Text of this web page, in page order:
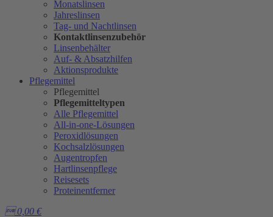
Monatslinsen
Jahreslinsen
Tag- und Nachtlinsen
Kontaktlinsenzubehör
Linsenbehälter
Auf- & Absatzhilfen
Aktionsprodukte
Pflegemittel
Pflegemittel
Pflegemitteltypen
Alle Pflegemittel
All-in-one-Lösungen
Peroxidlösungen
Kochsalzlösungen
Augentropfen
Hartlinsenpflege
Reisesets
Proteinentferner
 0,00 €